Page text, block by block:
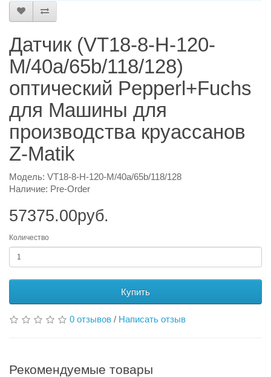
Датчик (VT18-8-H-120-
M/40a/65b/118/128)
оптический Pepperl+Fuchs
для Машины для
производства круассанов
Z-Matik
Модель: VT18-8-H-120-M/40a/65b/118/128
Наличие: Pre-Order
57375.00руб.
Количество
Купить
0 отзывов / Написать отзыв
Рекомендуемые товары